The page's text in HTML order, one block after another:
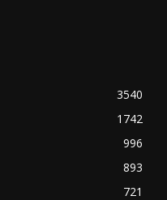
3540
1742
996
893
721